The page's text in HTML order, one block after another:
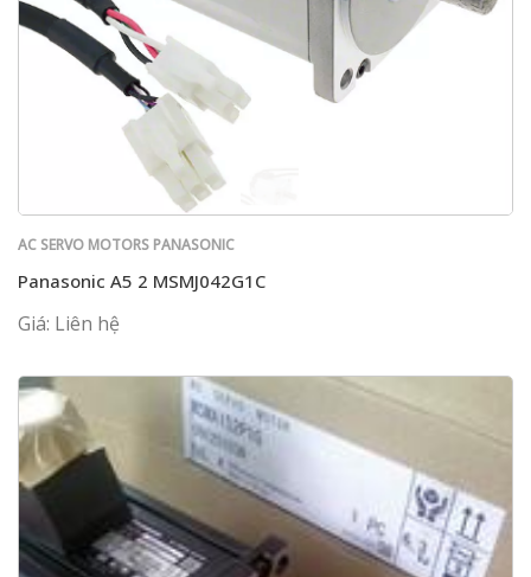
AC SERVO MOTORS PANASONIC
Panasonic A5 2 MSMJ042G1C
Giá: Liên hệ